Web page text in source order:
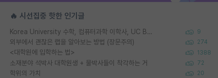
🔥 시선집중 핫한 인기글
Korea University 수학, 컴퓨터과학 이학사, UC Berkeley 산업공학 대학원 공학박사가 되는 것은 쉽지 않겠죠? 9
외부에서 괜찮은 랩을 알아보는 방법 (장문주의) 274
<대학원에 입학하는 법> 1388
소재분야 석박사 대학원생 + 물박사들이 착각하는 거 72
학위의 가치 20